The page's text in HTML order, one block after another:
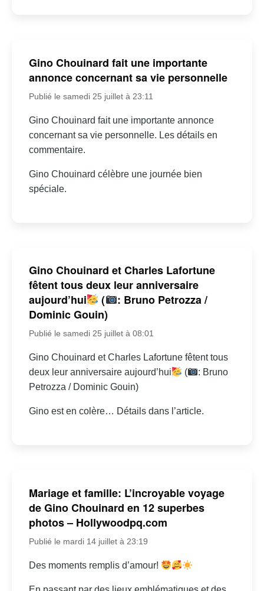
Gino Chouinard fait une importante
annonce concernant sa vie personnelle
Publié le samedi 25 juillet à 23:11
Gino Chouinard fait une importante annonce
concernant sa vie personnelle. Les détails en
commentaire.
Gino Chouinard célèbre une journée bien
spéciale.
Gino Chouinard et Charles Lafortune
fêtent tous deux leur anniversaire
aujourd’hui
(
: Bruno Petrozza /
Dominic Gouin)
Publié le samedi 25 juillet à 08:01
Gino Chouinard et Charles Lafortune fêtent tous
deux leur anniversaire aujourd’hui
(
: Bruno
Petrozza / Dominic Gouin)
Gino est en colère… Détails dans l’article.
Mariage et famille: L’incroyable voyage
de Gino Chouinard en 12 superbes
photos – Hollywoodpq.com
Publié le mardi 14 juillet à 23:19
Des moments remplis d’amour!